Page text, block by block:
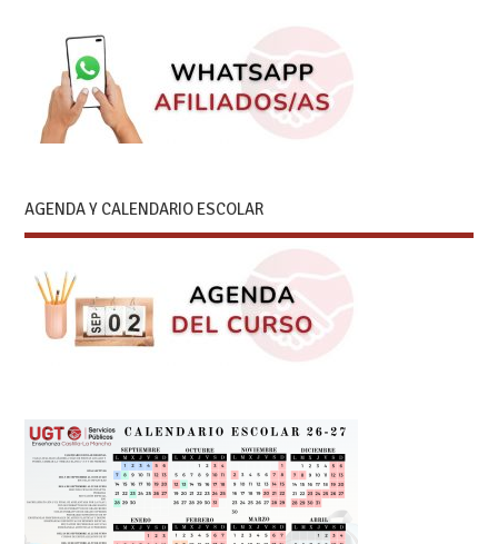
AGENDA Y CALENDARIO ESCOLAR